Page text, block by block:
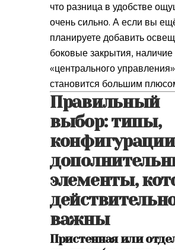
что разница в удобстве
очень сильно. А если вы
планируете добавить
боковые закрытия, наличие
«центрального
становится большим
Правильный
выбор: типы,
элементы,
важны
Пристенная или